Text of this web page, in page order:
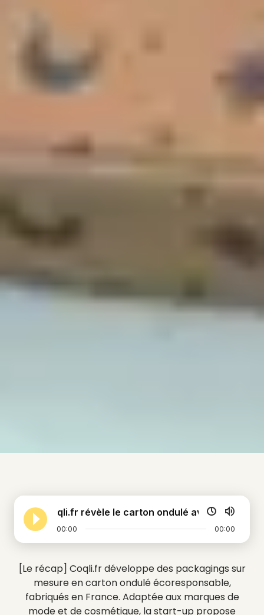
00:00 00:00
Coqli.fr révèle le carton ondulé avec ses
[Le récap] Coqli.fr développe des packagings sur
mesure en carton ondulé écoresponsable,
fabriqués en France. Adaptée aux marques de
mode et de cosmétique, la start-up propose